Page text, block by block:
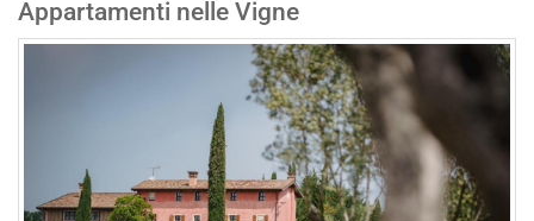
Appartamenti nelle Vigne